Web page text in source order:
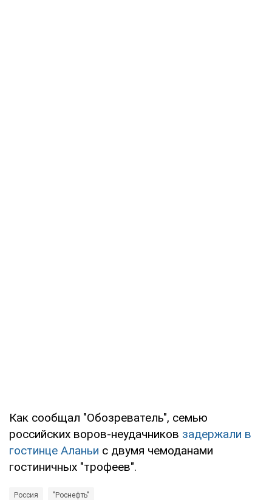
Как сообщал "Обозреватель", семью
российских воров-неудачников задержали в
гостинце Аланьи с двумя чемоданами
гостиничных "трофеев".
Россия "Роснефть"